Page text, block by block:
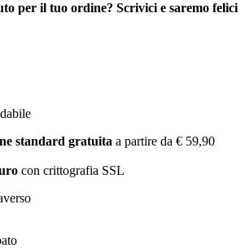
per il tuo ordine? Scrivici e saremo felici
standard gratuita a partire da € 59,90
con crittografia SSL